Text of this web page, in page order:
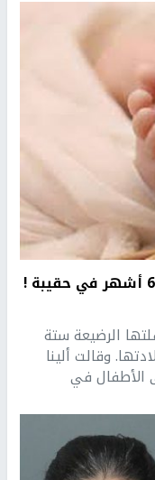
الرضيعة ستة
وقالت ألينا
الأطفال في